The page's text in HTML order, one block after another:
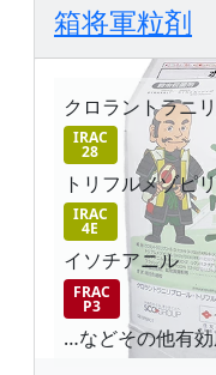
箱将軍粒剤
クロラントラニ
IRAC
28
トリフルメゾピ
IRAC
4E
イソチアニル
FRAC
P3
…などその他有